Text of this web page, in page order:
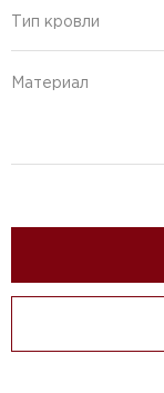
Тип кровли
Материал